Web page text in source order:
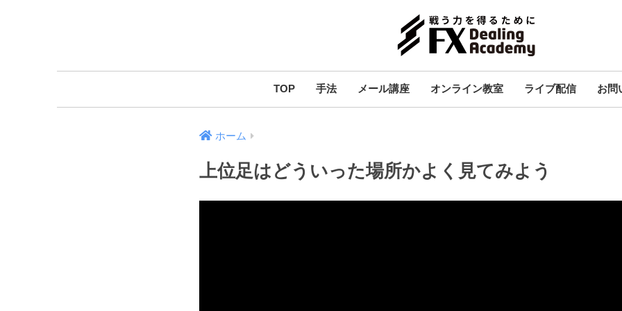
TOP 手法 メール講座 オンライン教室 ライブ配信 お問
ホーム
上位足はどういった場所かよく見てみよう